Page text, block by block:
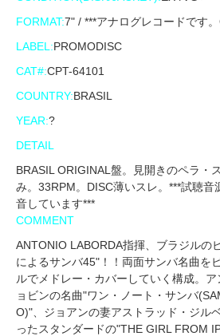
FORMAT:7" / ***アナログレコードです
LABEL:PROMODISC
CAT#:CPT-64101
COUNTRY:BRASIL
YEAR:?
DETAIL
BRASIL ORIGINAL盤。見開きのペラ・
み。33RPM。DISC薄いスレ。***試聴音
音しています***
COMMENT
ANTONIO LABORDA指揮、ブラジルの
によるサンバ45"！！両面サンバ名曲を
ルでメドレー・カバーしていく構成。
ョビンの名曲"ワン・ノート・サンバ
O)"、ジョアンの妻アストラッド・ジル
ったスタンダードの"THE GIRL FROM